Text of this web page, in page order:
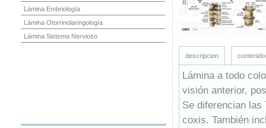
Lámina Embriología
Lámina Otorrinolaringología
Lámina Sistema Nervioso
descripcion
Lámina a todo
visión anterior,
Se diferencian
coxis. También